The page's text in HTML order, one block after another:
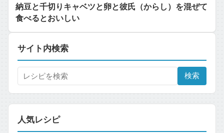
納豆と千切りキャベツと卵と彼氏（からし）を混ぜて
食べるとおいしい
サイト内検索
検索
人気レシピ